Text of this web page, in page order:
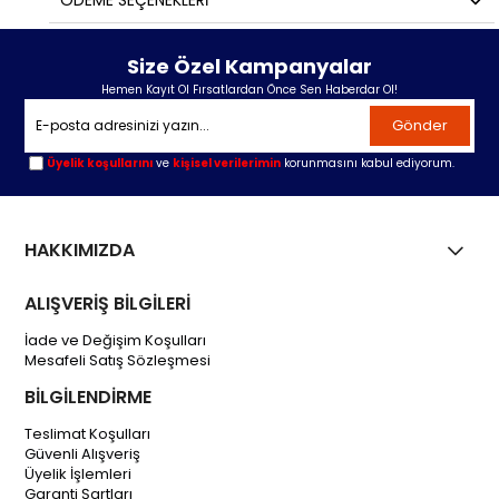
Size Özel Kampanyalar
Hemen Kayıt Ol Fırsatlardan Önce Sen Haberdar Ol!
Gönder
Üyelik koşullarını ve kişisel verilerimin korunmasını kabul ediyorum.
HAKKIMIZDA
ALIŞVERİŞ BİLGİLERİ
İade ve Değişim Koşulları
Mesafeli Satış Sözleşmesi
BİLGİLENDİRME
Teslimat Koşulları
Güvenli Alışveriş
Üyelik İşlemleri
Garanti Şartları